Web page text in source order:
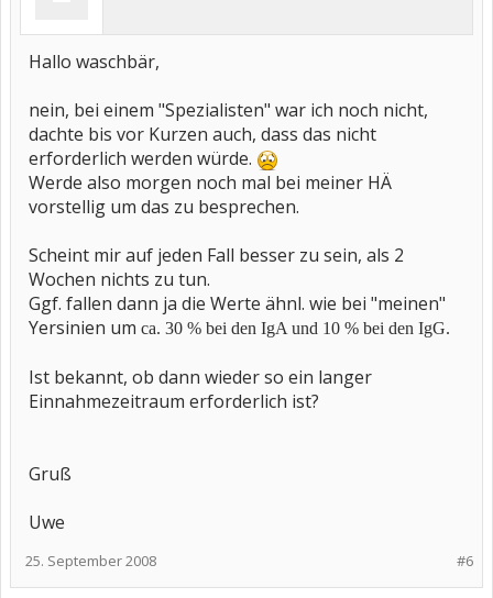
Hallo waschbär,
nein, bei einem "Spezialisten" war ich noch nicht,
dachte bis vor Kurzen auch, dass das nicht
erforderlich werden würde.
Werde also morgen noch mal bei meiner HÄ
vorstellig um das zu besprechen.
Scheint mir auf jeden Fall besser zu sein, als 2
Wochen nichts zu tun.
Ggf. fallen dann ja die Werte ähnl. wie bei "meinen"
Yersinien um ca. 30 % bei den IgA und 10 % bei den IgG.
Ist bekannt, ob dann wieder so ein langer
Einnahmezeitraum erforderlich ist?
Gruß
Uwe
#6
25. September 2008